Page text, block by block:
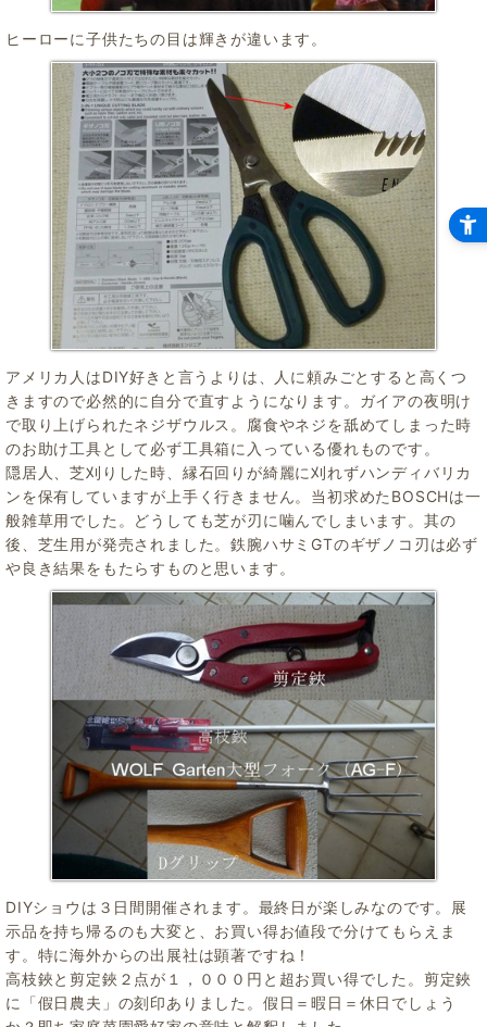
ヒーローに子供たちの目は輝きが違います。
アメリカ人はDIY好きと言うよりは、人に頼みごとすると高くつ
きますので必然的に自分で直すようになります。ガイアの夜明け
で取り上げられたネジザウルス。腐食やネジを舐めてしまった時
のお助け工具として必ず工具箱に入っている優れものです。
隠居人、芝刈りした時、縁石回りが綺麗に刈れずハンディバリカ
ンを保有していますが上手く行きません。当初求めたBOSCHは一
般雑草用でした。どうしても芝が刃に噛んでしまいます。其の
後、芝生用が発売されました。鉄腕ハサミGTのギザノコ刃は必ず
や良き結果をもたらすものと思います。
DIYショウは３日間開催されます。最終日が楽しみなのです。展
示品を持ち帰るのも大変と、お買い得お値段で分けてもらえま
す。特に海外からの出展社は顕著ですね！
高枝鋏と剪定鋏２点が１，０００円と超お買い得でした。剪定鋏
に「假日農夫」の刻印ありました。假日＝暇日＝休日でしょう